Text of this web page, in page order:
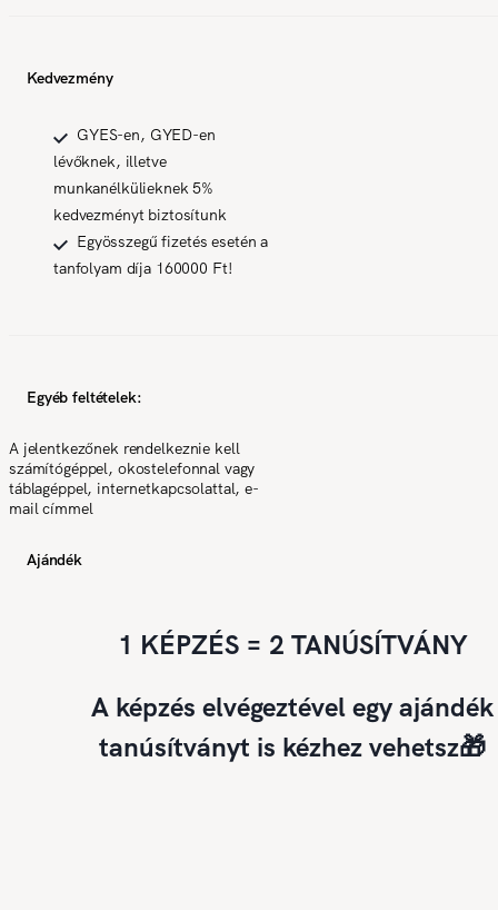
Kedvezmény
GYES-en, GYED-en
lévőknek, illetve
munkanélkülieknek 5%
kedvezményt biztosítunk
Egyösszegű fizetés esetén a
tanfolyam díja 160000 Ft!
Egyéb feltételek:
A jelentkezőnek rendelkeznie kell
számítógéppel, okostelefonnal vagy
táblagéppel, internetkapcsolattal, e-
mail címmel
Ajándék
1 KÉPZÉS = 2 TANÚSÍTVÁNY
A képzés elvégeztével egy ajándék
tanúsítványt is kézhez vehetsz🎁